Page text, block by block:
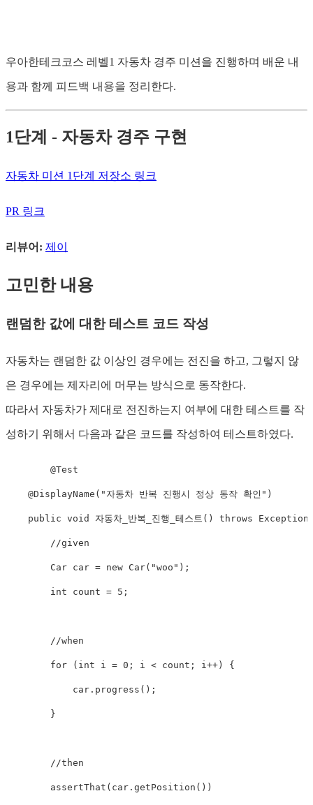
우아한테크코스 레벨1 자동차 경주 미션을 진행하며 배운 내
용과 함께 피드백 내용을 정리한다.
1단계 - 자동차 경주 구현
자동차 미션 1단계 저장소 링크
PR 링크
리뷰어: 제이
고민한 내용
랜덤한 값에 대한 테스트 코드 작성
자동차는 랜덤한 값 이상인 경우에는 전진을 하고, 그렇지 않
은 경우에는 제자리에 머무는 방식으로 동작한다.
따라서 자동차가 제대로 전진하는지 여부에 대한 테스트를 작
성하기 위해서 다음과 같은 코드를 작성하여 테스트하였다.
@Test
@DisplayName ( "자동차 반복 진행시 정상 동작 확인" )
public void 자동차_반복_진행_테스트 ( ) throws Exception
//given
Car car = new Car( "woo" ) ;
int count = 5 ;
//when
for ( int i = 0 ; i < count ; i++ ) {
            car
. progress ( ) ;
}
//then
assertThat ( car . getPosition ( ) )